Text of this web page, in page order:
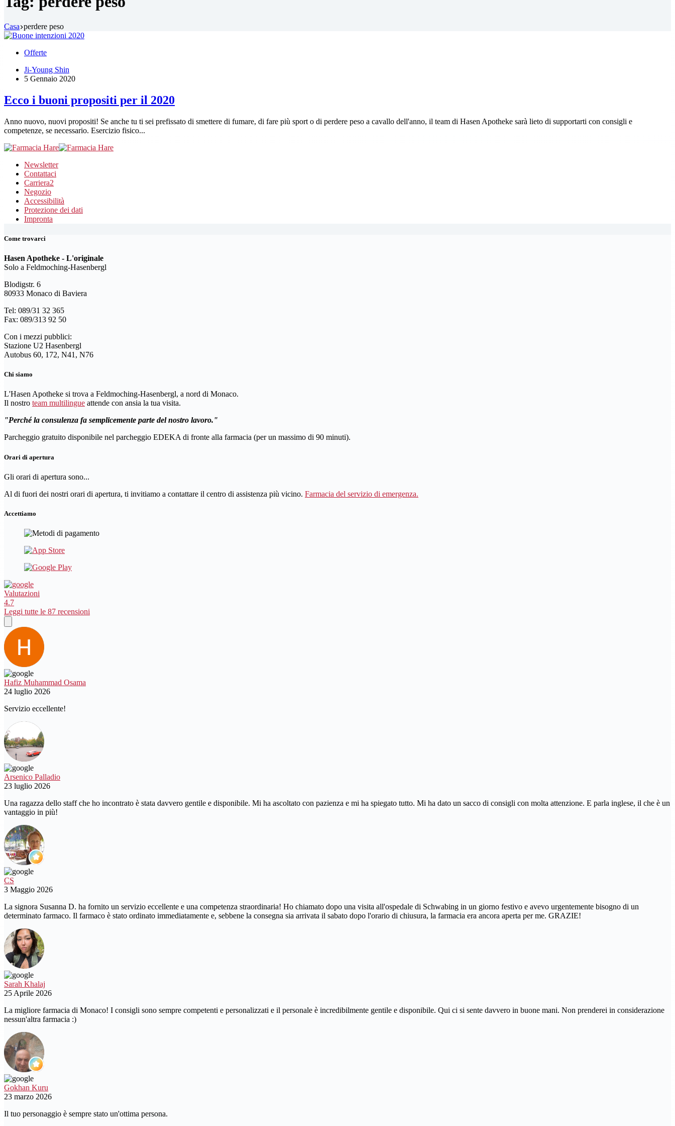
Casa perdere peso
Offerte
Ji-Young Shin
5 Gennaio 2020
Ecco i buoni propositi per il 2020
Anno nuovo, nuovi propositi! Se anche tu ti sei prefissato di smettere di fumare, di fare più sport o di perdere peso a cavallo dell'anno, il team di Hasen Apotheke sarà lieto di supportarti con consigli e
competenze, se necessario. Esercizio fisico...
Newsletter
Contattaci
Carriera2
Negozio
Accessibilità
Protezione dei dati
Impronta
Come trovarci
Hasen Apotheke - L'originale
Solo a Feldmoching-Hasenbergl
Blodigstr. 6
80933 Monaco di Baviera
Tel: 089/31 32 365
Fax: 089/313 92 50
Con i mezzi pubblici:
Stazione U2 Hasenbergl
Autobus 60, 172, N41, N76
Chi siamo
L'Hasen Apotheke si trova a Feldmoching-Hasenbergl, a nord di Monaco.
Il nostro team multilingue attende con ansia la tua visita.
Perché la consulenza fa semplicemente parte del nostro lavoro.
Parcheggio gratuito disponibile nel parcheggio EDEKA di fronte alla farmacia (per un massimo di 90 minuti).
Orari di apertura
Gli orari di apertura sono...
Al di fuori dei nostri orari di apertura, ti invitiamo a contattare il centro di assistenza più vicino. Farmacia del servizio di emergenza.
Accettiamo
Valutazioni
4.7
Leggi tutte le 87 recensioni
Hafiz Muhammad Osama
24 luglio 2026
Servizio eccellente!
Arsenico Palladio
23 luglio 2026
Una ragazza dello staff che ho incontrato è stata davvero gentile e disponibile. Mi ha ascoltato con pazienza e mi ha spiegato tutto. Mi ha dato un sacco di consigli con molta attenzione. E parla inglese, il che è un
vantaggio in più!
CS
3 Maggio 2026
La signora Susanna D. ha fornito un servizio eccellente e una competenza straordinaria! Ho chiamato dopo una visita all'ospedale di Schwabing in un giorno festivo e avevo urgentemente bisogno di un
determinato farmaco. Il farmaco è stato ordinato immediatamente e, sebbene la consegna sia arrivata il sabato dopo l'orario di chiusura, la farmacia era ancora aperta per me. GRAZIE!
Sarah Khalaj
25 Aprile 2026
La migliore farmacia di Monaco! I consigli sono sempre competenti e personalizzati e il personale è incredibilmente gentile e disponibile. Qui ci si sente davvero in buone mani. Non prenderei in considerazione
nessun'altra farmacia :)
Gokhan Kuru
23 marzo 2026
Il tuo personaggio è sempre stato un'ottima persona.